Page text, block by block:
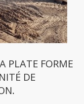
PLATE FORME
DE